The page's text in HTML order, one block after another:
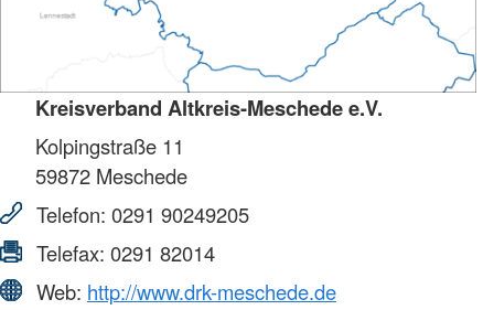
Kreisverband Altkreis-Meschede e.V.
Kolpingstraße 11
59872 Meschede
Telefon: 0291 90249205
Telefax: 0291 82014
Web: http://www.drk-meschede.de